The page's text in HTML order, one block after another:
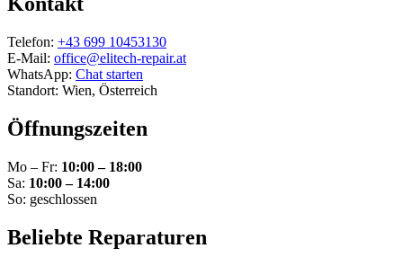
Telefon: +43 699 10453130
E-Mail: office@elitech-repair.at
WhatsApp: Chat starten
Standort: Wien, Österreich
Öffnungszeiten
Mo – Fr: 10:00 – 18:00
Sa: 10:00 – 14:00
So: geschlossen
Beliebte Reparaturen